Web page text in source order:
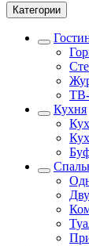
Категории
Кухня